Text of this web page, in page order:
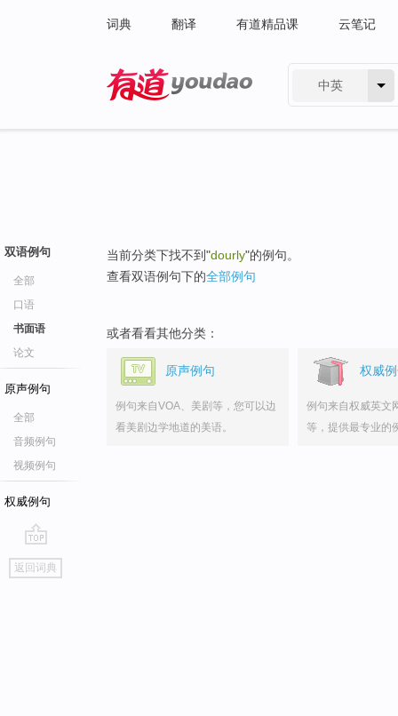
词典 翻译 有道精品课 云笔记
中英
双语例句
全部
口语
书面语
论文
原声例句
全部
音频例句
视频例句
权威例句
go
top
返回词典
当前分类下找不到"dourly"的例句。
查看双语例句下的全部例句
或者看看其他分类：
原声例句
例句来自VOA、美剧等，您可以边
看美剧边学地道的美语。
权威
例句来自权威英文
等，提供最专业的